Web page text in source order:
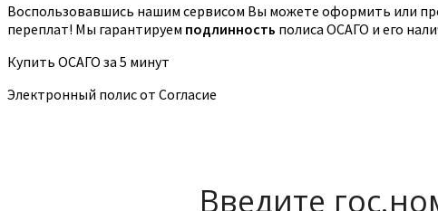
Воспользовавшись нашим сервисом Вы можете оформить или
переплат! Мы гарантируем подлинность полиса ОСАГО и его
Купить ОСАГО за 5 минут
Электронный полис от Согласие